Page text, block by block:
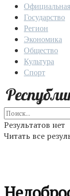
Государство
Регион
Экономика
Общество
Культура
Спорт
Результатов нет
Читать все